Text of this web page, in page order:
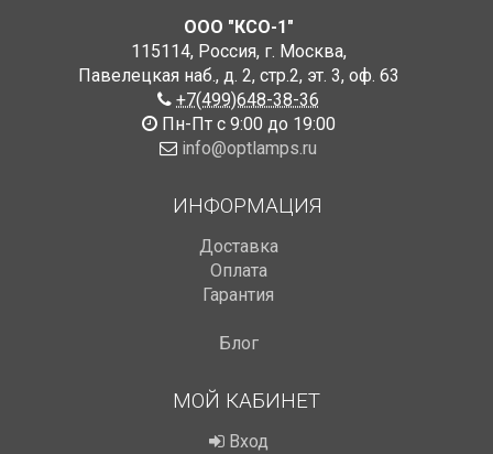
ООО "КСО-1"
115114, Россия, г. Москва,
Павелецкая наб., д. 2, стр.2, эт. 3, оф. 63
+7(499)648-38-36
Пн-Пт с 9:00 до 19:00
info@optlamps.ru
ИНФОРМАЦИЯ
Доставка
Оплата
Гарантия
Блог
МОЙ КАБИНЕТ
Вход